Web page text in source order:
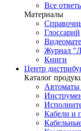
Все
Материалы
Глоссарий
Журнал
Книги
Центр
Каталог
Автоматы
Кабели и